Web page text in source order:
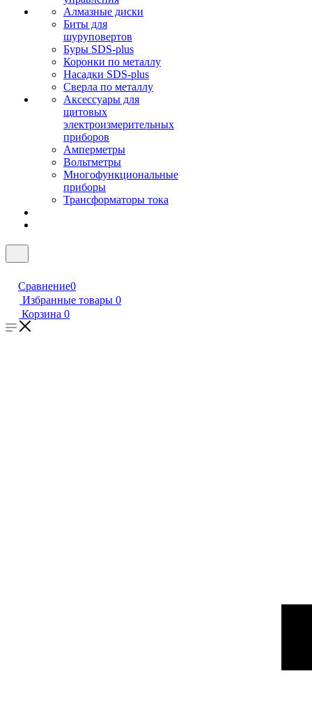
Алмазные диски
Биты для
шуруповертов
Буры SDS-plus
Коронки по металлу
Насадки SDS-plus
Сверла по металлу
Аксессуары для
щитовых
электроизмерительных
приборов
Амперметры
Вольтметры
Многофункциональные
приборы
Трансформаторы тока
Сравнение0
Избранные товары 0
Корзина 0